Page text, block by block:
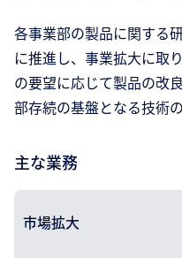
各事業部の製品に関する
に推進し、事業拡大に取
の要望に応じて製品の改
部存続の基盤となる技術
主な業務
市場拡大